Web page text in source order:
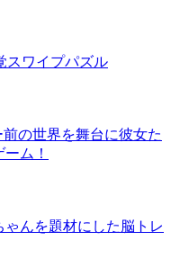
スワイプパズル
の世界を舞台に彼女た
ム！
んを題材にした脳トレ